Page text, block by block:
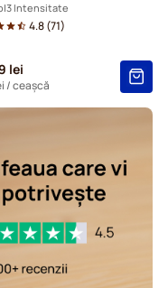
3 Intensitate
4.8(71)
lei
/ ceașcă